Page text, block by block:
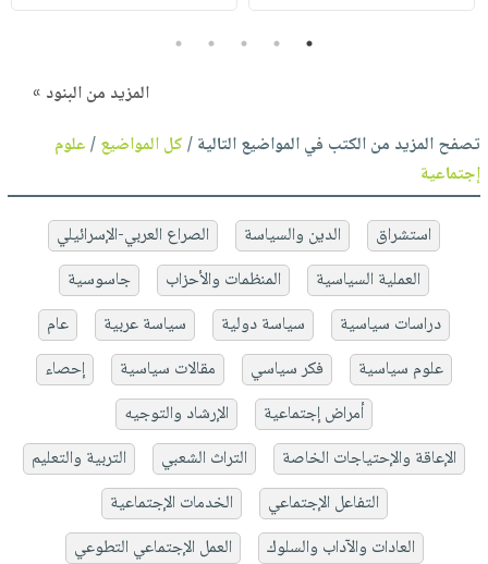
1
2
3
4
5
المزيد من البنود »
تصفح المزيد من الكتب في المواضيع التالية /كل المواضيع/علوم
إجتماعية
استشراق الدين والسياسة
الصراع العربي-الإسرائيلي
العملية السياسية
المنظمات والأحزاب
جاسوسية
دراسات سياسية
سياسة دولية سياسة عربية
عام
علوم سياسية
فكر سياسي مقالات سياسية
إحصاء
أمراض إجتماعية
الإرشاد والتوجيه
الإعاقة والإحتياجات الخاصة
التراث الشعبي
التربية والتعليم
التفاعل الإجتماعي
الخدمات الإجتماعية
العادات والآداب والسلوك
العمل الإجتماعي التطوعي